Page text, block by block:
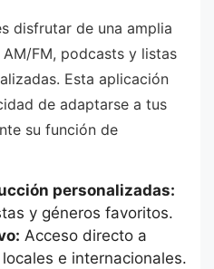
disfrutar de una amplia
FM, podcasts y listas
Esta aplicación
de adaptarse a tus
su función de
personalizadas:
y géneros favoritos.
Acceso directo a
e internacionales.